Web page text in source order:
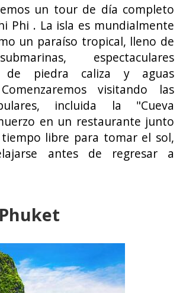
un tour de día completo
Phi . La isla es mundialmente
un paraíso tropical, lleno de
espectaculares
de piedra caliza y aguas
visitando las
incluida la "Cueva
en un restaurante junto
libre para tomar el sol,
antes de regresar a